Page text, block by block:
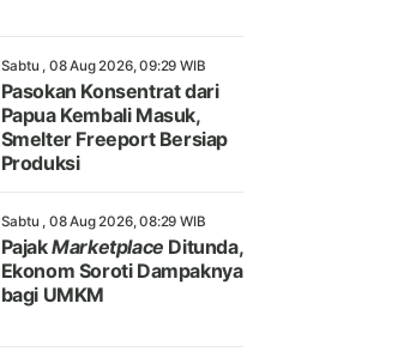
Sabtu , 08 Aug 2026, 09:29 WIB
Pasokan Konsentrat dari
Papua Kembali Masuk,
Smelter Freeport Bersiap
Produksi
Sabtu , 08 Aug 2026, 08:29 WIB
PajakMarketplace Ditunda,
Ekonom Soroti Dampaknya
bagi UMKM